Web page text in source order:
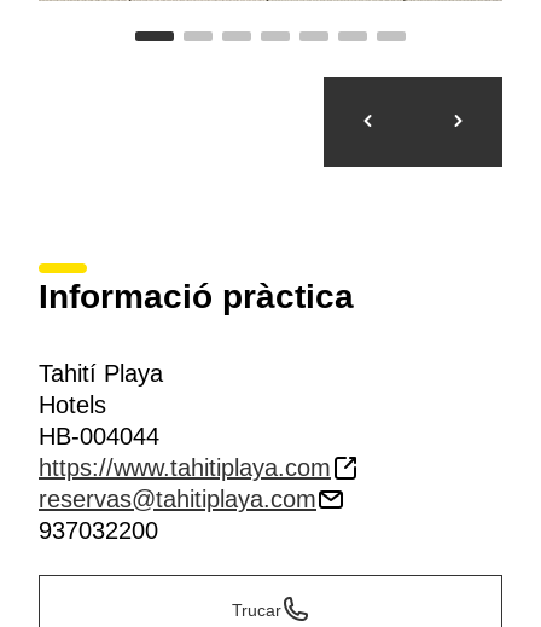
Informació pràctica
Tahití Playa
Hotels
HB-004044
https://www.tahitiplaya.com
reservas@tahitiplaya.com
937032200
Trucar